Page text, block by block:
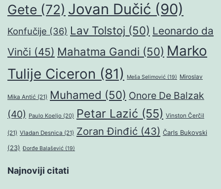
Gete (72) Jovan Dučić (90)
Konfučije (36) Lav Tolstoj (50) Leonardo da
Vinči (45) Mahatma Gandi (50) Marko
Tulije Ciceron (81) Meša Selimović (19) Miroslav
Mika Antić (21) Muhamed (50) Onore De Balzak
(40) Paulo Koeljo (20) Petar Lazić (55) Vinston Čerčil
(21) Vladan Desnica (21) Zoran Đinđić (43) Čarls Bukovski
(23) Đorđe Balašević (19)
Najnoviji citati